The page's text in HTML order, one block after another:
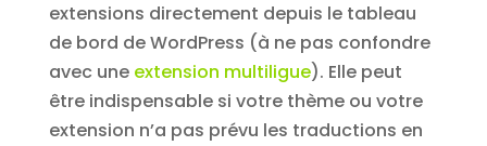
extensions directement depuis le tableau
de bord de WordPress (à ne pas confondre
avec une extension multiligue). Elle peut
être indispensable si votre thème ou votre
extension n’a pas prévu les traductions en